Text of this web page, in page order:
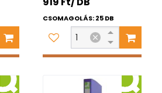
CSOMAGOLÁS: 25 DB